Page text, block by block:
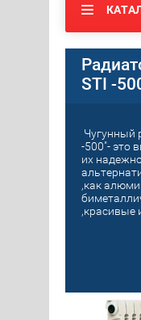
STI -
Чугунный
-500"- это
их
,как
,красивые